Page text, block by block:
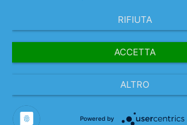
RIFIUTA
ACCETTA
ALTRO
Powered by